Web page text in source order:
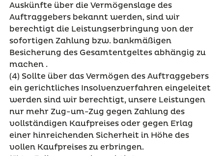
Auskünfte über die Vermögenslage des
Auftraggebers bekannt werden, sind wir
berechtigt die Leistungserbringung von der
sofortigen Zahlung bzw. bankmäßigen
Besicherung des Gesamtentgeltes abhängig zu
machen .
(4) Sollte über das Vermögen des Auftraggebers
ein gerichtliches Insolvenzverfahren eingeleitet
werden sind wir berechtigt, unsere Leistungen
nur mehr Zug-um-Zug gegen Zahlung des
vollständigen Kaufpreises oder gegen Erlag
einer hinreichenden Sicherheit in Höhe des
vollen Kaufpreises zu erbringen.